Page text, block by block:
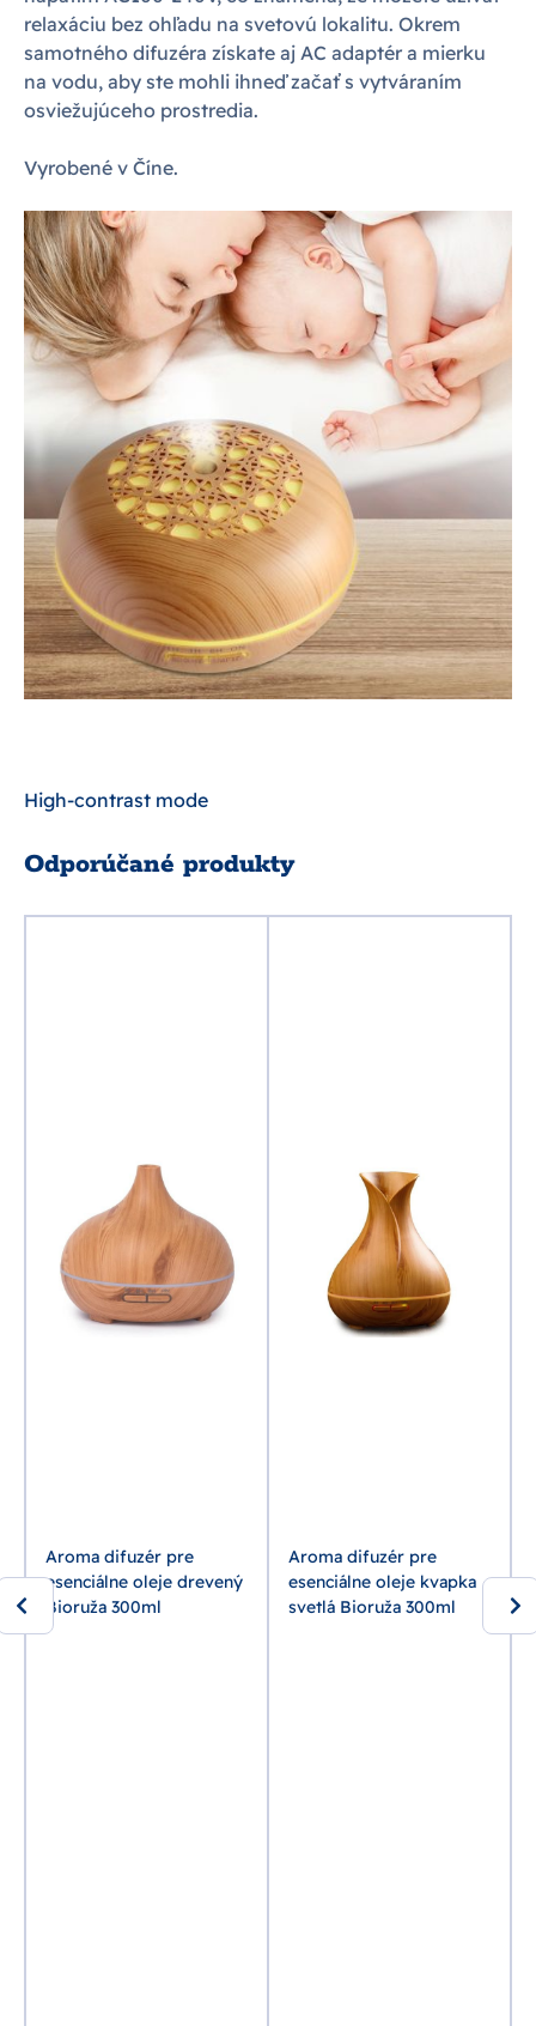
relaxáciu bez ohľadu na svetovú lokalitu. Okrem
samotného difuzéra získate aj AC adaptér a mierku
na vodu, aby ste mohli ihneď začať s vytváraním
osviežujúceho prostredia.
Vyrobené v Číne.
High-contrast mode
Odporúčané produkty
Aroma difuzér pre
esenciálne oleje drevený
Bioruža 300ml
Aroma difuzér pre
esenciálne oleje kvapka
svetlá Bioruža 300ml